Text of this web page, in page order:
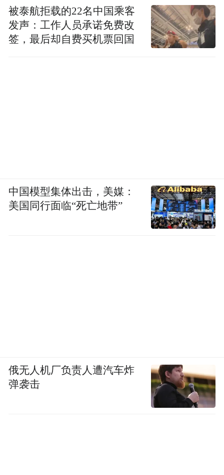
被泰航拒载的22名中国乘客
发声：工作人员承诺免费改
签，最后却自费买机票回国
中国模型集体出击，美媒：
美国同行面临“死亡地带”
俄无人机厂负责人遭汽车炸
弹袭击